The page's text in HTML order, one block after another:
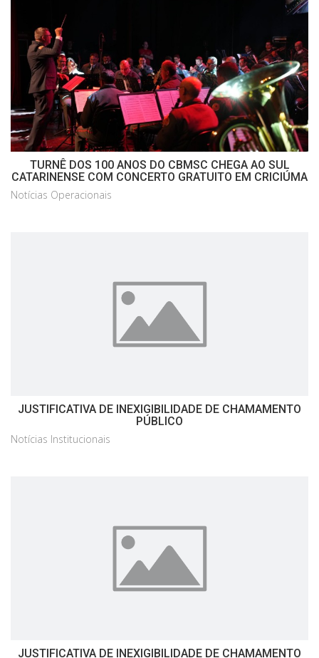
TURNÊ DOS 100 ANOS DO CBMSC CHEGA AO SUL
CATARINENSE COM CONCERTO GRATUITO EM CRICIÚMA
Notícias Operacionais
JUSTIFICATIVA DE INEXIGIBILIDADE DE CHAMAMENTO
PÚBLICO
Notícias Institucionais
JUSTIFICATIVA DE INEXIGIBILIDADE DE CHAMAMENTO